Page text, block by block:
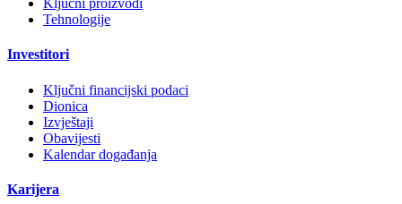
Ključni proizvodi
Tehnologije
Investitori
Ključni financijski podaci
Dionica
Izvještaji
Obavijesti
Kalendar događanja
Karijera